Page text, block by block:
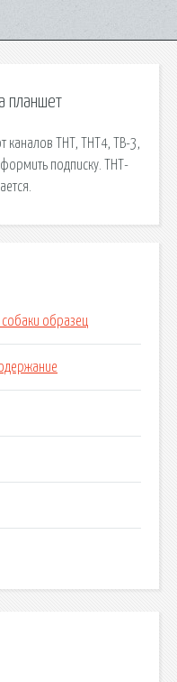
планшет
каналов ТНТ, ТНТ4, ТВ-3,
подписку. ТНТ-
собаки образец